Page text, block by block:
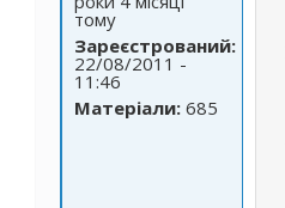
тому
Зареєстрований:
22/08/2011 -
11:46
Матеріали: 685